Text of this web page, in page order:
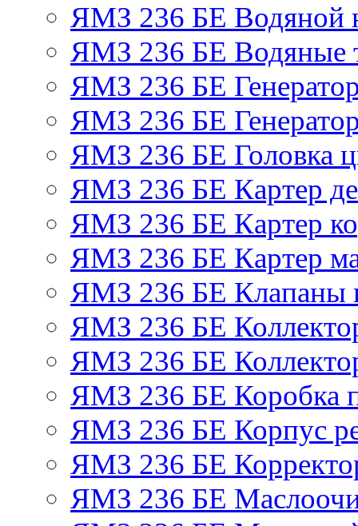
ЯМЗ 236 БЕ Водяной
ЯМЗ 236 БЕ Водяные
ЯМЗ 236 БЕ
ЯМЗ 236 БЕ
ЯМЗ 236 БЕ Головка
ЯМЗ 236 БЕ Картер
ЯМЗ 236 БЕ Картер
ЯМЗ 236 БЕ Картер
ЯМЗ 236 БЕ Клапаны
ЯМЗ 236 БЕ
ЯМЗ 236 БЕ
ЯМЗ 236 БЕ Коробка
ЯМЗ 236 БЕ Корпус
ЯМЗ 236 БЕ
ЯМЗ 236 БЕ